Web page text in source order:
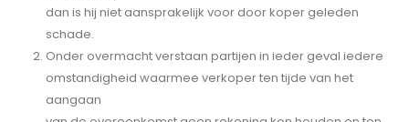
dan is hij niet aansprakelijk voor door koper geleden
schade.
Onder overmacht verstaan partijen in ieder geval iedere
omstandigheid waarmee verkoper ten tijde van het
aangaan